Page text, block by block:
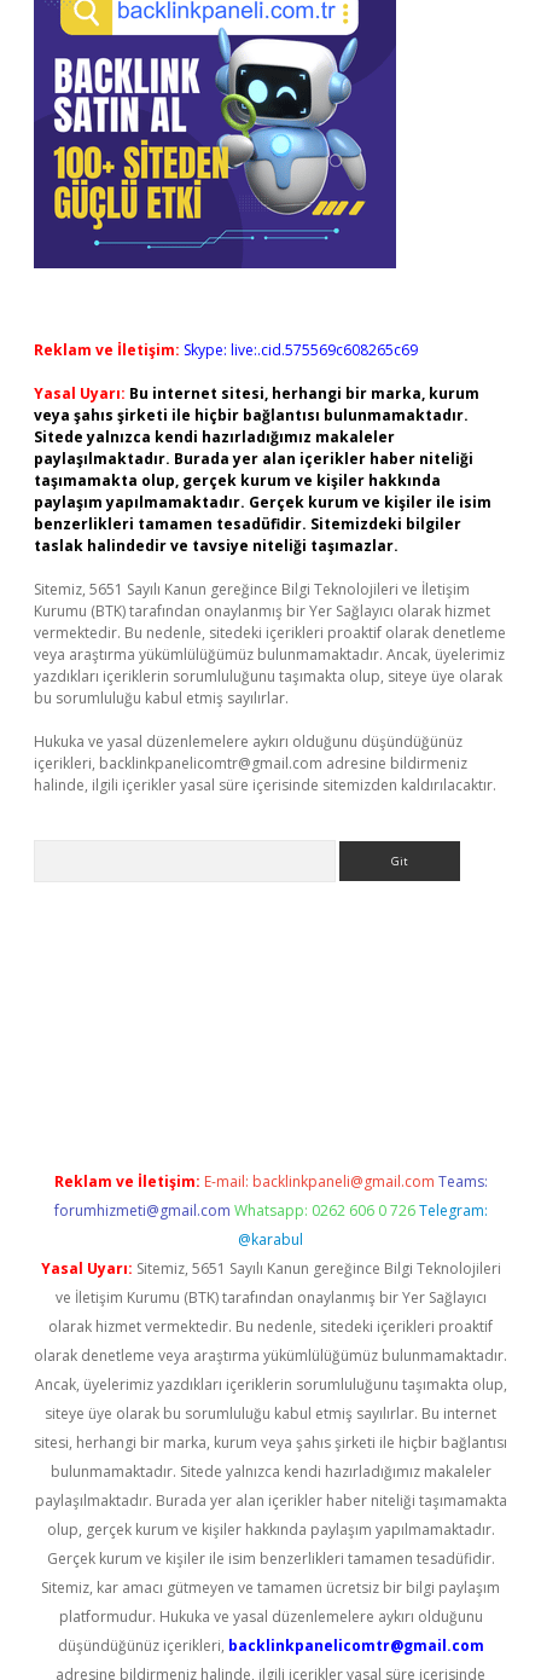
Reklam ve İletişim: Skype: live:.cid.575569c608265c69
Yasal Uyarı: Bu internet sitesi, herhangi bir marka, kurum
veya şahıs şirketi ile hiçbir bağlantısı bulunmamaktadır.
Sitede yalnızca kendi hazırladığımız makaleler
paylaşılmaktadır. Burada yer alan içerikler haber niteliği
taşımamakta olup, gerçek kurum ve kişiler hakkında
paylaşım yapılmamaktadır. Gerçek kurum ve kişiler ile isim
benzerlikleri tamamen tesadüfidir. Sitemizdeki bilgiler
taslak halindedir ve tavsiye niteliği taşımazlar.
Sitemiz, 5651 Sayılı Kanun gereğince Bilgi Teknolojileri ve İletişim
Kurumu (BTK) tarafından onaylanmış bir Yer Sağlayıcı olarak hizmet
vermektedir. Bu nedenle, sitedeki içerikleri proaktif olarak denetleme
veya araştırma yükümlülüğümüz bulunmamaktadır. Ancak, üyelerimiz
yazdıkları içeriklerin sorumluluğunu taşımakta olup, siteye üye olarak
bu sorumluluğu kabul etmiş sayılırlar.
Hukuka ve yasal düzenlemelere aykırı olduğunu düşündüğünüz
içerikleri, backlinkpanelicomtr@gmail.com adresine bildirmeniz
halinde, ilgili içerikler yasal süre içerisinde sitemizden kaldırılacaktır.
Reklam ve İletişim: E-mail: backlinkpaneli@gmail.com Teams:
forumhizmeti@gmail.com Whatsapp: 0262 606 0 726 Telegram:
@karabul
Yasal Uyarı: Sitemiz, 5651 Sayılı Kanun gereğince Bilgi Teknolojileri
ve İletişim Kurumu (BTK) tarafından onaylanmış bir Yer Sağlayıcı
olarak hizmet vermektedir. Bu nedenle, sitedeki içerikleri proaktif
olarak denetleme veya araştırma yükümlülüğümüz bulunmamaktadır.
Ancak, üyelerimiz yazdıkları içeriklerin sorumluluğunu taşımakta olup,
siteye üye olarak bu sorumluluğu kabul etmiş sayılırlar. Bu internet
sitesi, herhangi bir marka, kurum veya şahıs şirketi ile hiçbir bağlantısı
bulunmamaktadır. Sitede yalnızca kendi hazırladığımız makaleler
paylaşılmaktadır. Burada yer alan içerikler haber niteliği taşımamakta
olup, gerçek kurum ve kişiler hakkında paylaşım yapılmamaktadır.
Gerçek kurum ve kişiler ile isim benzerlikleri tamamen tesadüfidir.
Sitemiz, kar amacı gütmeyen ve tamamen ücretsiz bir bilgi paylaşım
platformudur. Hukuka ve yasal düzenlemelere aykırı olduğunu
düşündüğünüz içerikleri, backlinkpanelicomtr@gmail.com
adresine bildirmeniz halinde, ilgili içerikler yasal süre içerisinde